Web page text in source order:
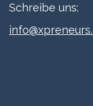
Schreibe uns: